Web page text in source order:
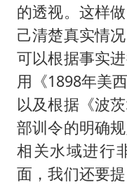
的透视。这样
己清楚真实情
可以根据事实
用《1898年美
以及根据《波
部训令的明确
相关水域进行
面，我们还要